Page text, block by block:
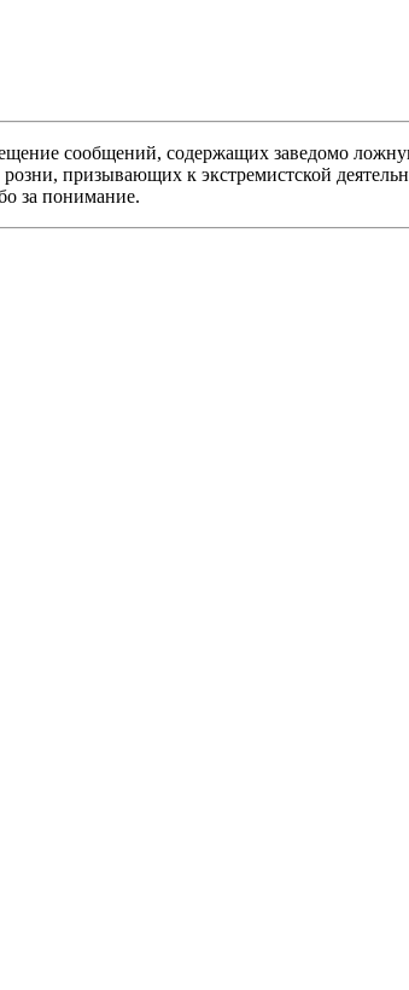
сообщений, содержащих заведомо
призывающих к экстремистской
за понимание.